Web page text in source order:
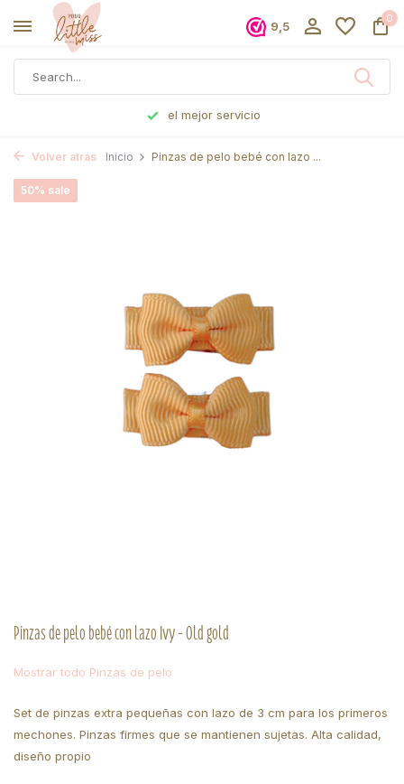
9,5
0
el mejor servicio
Volver atrás Inicio Pinzas de pelo bebé con lazo ...
Pinzas de pelo bebé con lazo Ivy - Old gold
50% sale
Mostrar todo Pinzas de pelo
Set de pinzas extra pequeñas con lazo de 3 cm para los primeros
mechones. Pinzas firmes que se mantienen sujetas. Alta calidad,
diseño propio